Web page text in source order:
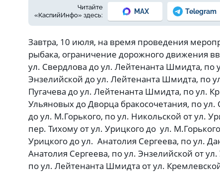
Читайте
«КаспийИнфо» здесь:
MAX Telegram
Завтра, 10 июля, на время проведения
рыбака, ограничение дорожного движения
ул. Свердлова до ул. Лейтенанта Шмидта, по
Энзелийской до ул. Лейтенанта Шмидта, по
Пугачева до ул. Лейтенанта Шмидта, по ул.
Ульяновых до Дворца бракосочетания, по
до ул. М.Горького, по ул. Никольской от ул.
пер. Тихому от ул. Урицкого до ул.
Урицкого до ул. Анатолия Сергеева, по ул.
Анатолия Сергеева, по ул. Энзелийской от
по ул. Лейтенанта Шмидта от ул.